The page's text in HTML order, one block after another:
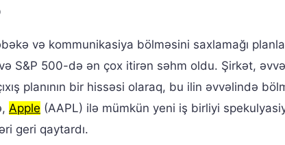
və kommunikasiya bölməsini saxlamağı
S&P 500-də ən çox itirən səhm oldu. Şirkət,
planının bir hissəsi olaraq, bu ilin əvvəlində
Apple (AAPL) ilə mümkün yeni iş birliyi
geri qaytardı.